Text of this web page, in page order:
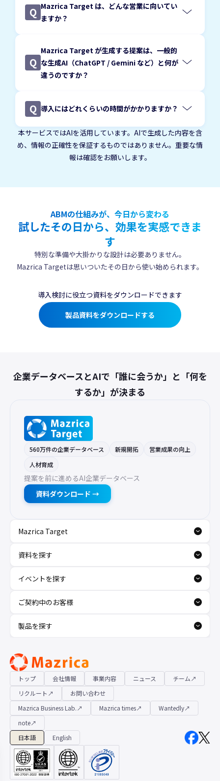
誤った前提のまま提案が進むリスク
Q Mazrica Target は、どんな営業に向いてい
ますか？
Q
Mazrica Target が生成する提案は、一般的
な生成AI（ChatGPT / Gemini など）と何が
違うのですか？
Q 導入にはどれくらいの時間がかかりますか？
本サービスではAIを活用しています。AIで生成した内容を含
め、情報の正確性を保証するものではありません。重要な情
報は確認をお願いします。
ABMの仕組みが、今日から変わる
試したその日から、効果を実感できま
す
特別な準備や大掛かりな設計は必要ありません。
Mazrica Targetは思いついたその日から使い始められます。
導入検討に役立つ資料をダウンロードできます
製品資料をダウンロードする
企業データベースとAIで「誰に会うか」と「何を
するか」が決まる
560万件の企業データベース 新規開拓
営業成果の向上
人材育成
提案を前に進めるAI企業データベース
資料ダウンロード →
Mazrica Target
資料を探す
イベントを探す
ご契約中のお客様
製品を探す
トップ 会社情報 事業内容 ニュース
チーム
リクルート
お問い合わせ
Mazrica Business Lab.
Mazrica times
Wantedly
note
日本語
English
Hana（お客さま専用AI） 新規会話